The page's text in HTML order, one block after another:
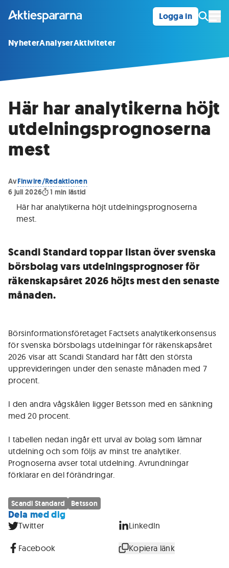
Logga in
NyheterAnalyserAktiviteter
Här har analytikerna höjt
utdelningsprognoserna
mest
AvFinwire/Redaktionen
6 juli 2026
1 min lästid
Här har analytikerna höjt utdelningsprognoserna
mest.
Scandi Standard toppar listan över svenska
börsbolag vars utdelningsprognoser för
räkenskapsåret 2026 höjts mest den senaste
månaden.
Börsinformationsföretaget Factsets analytikerkonsensus
för svenska börsbolags utdelningar för räkenskapsåret
2026 visar att Scandi Standard har fått den största
upprevideringen under den senaste månaden med 7
procent.
I den andra vågskålen ligger Betsson med en sänkning
med 20 procent.
I tabellen nedan ingår ett urval av bolag som lämnar
utdelning och som följs av minst tre analytiker.
Prognoserna avser total utdelning. Avrundningar
förklarar en del förändringar.
Scandi Standard Betsson
Dela med dig
Twitter LinkedIn
Facebook Kopiera länk